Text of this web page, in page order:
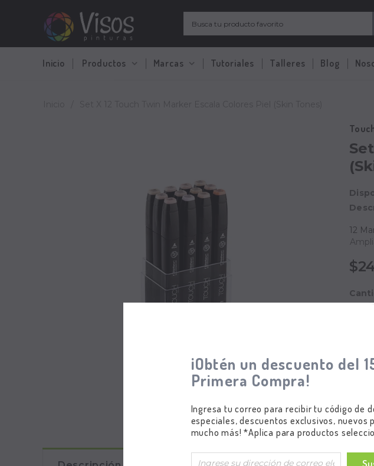
Inicio Productos Marcas Tutoriales Talleres Blog
12
¡Obtén un descuento del
Primera Compra!
Ingresa tu correo para recibir tu código de
especiales, descuentos exclusivos, nuevos
mucho más! *Aplica para productos